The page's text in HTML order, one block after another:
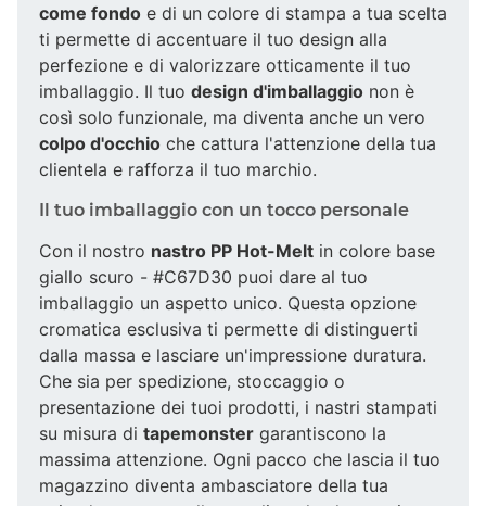
come fondo e di un colore di stampa a tua scelta
ti permette di accentuare il tuo design alla
perfezione e di valorizzare otticamente il tuo
imballaggio. Il tuo design d'imballaggio non è
così solo funzionale, ma diventa anche un vero
colpo d'occhio che cattura l'attenzione della tua
clientela e rafforza il tuo marchio.
Il tuo imballaggio con un tocco personale
Con il nostro nastro PP Hot-Melt in colore base
giallo scuro - #C67D30 puoi dare al tuo
imballaggio un aspetto unico. Questa opzione
cromatica esclusiva ti permette di distinguerti
dalla massa e lasciare un'impressione duratura.
Che sia per spedizione, stoccaggio o
presentazione dei tuoi prodotti, i nastri stampati
su misura di tapemonster garantiscono la
massima attenzione. Ogni pacco che lascia il tuo
magazzino diventa ambasciatore della tua